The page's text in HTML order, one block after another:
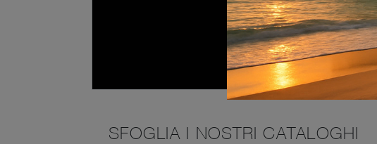
SFOGLIA I NOSTRI CATALOGHI